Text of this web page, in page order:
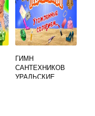
ГИМН
САНТЕХНИКОВ
УРАЛЬСКИЕ